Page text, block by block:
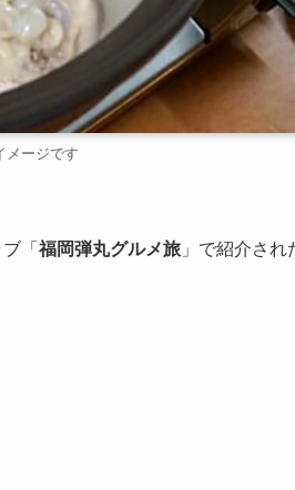
メージです
「 福岡弾丸グルメ旅 」で紹介され